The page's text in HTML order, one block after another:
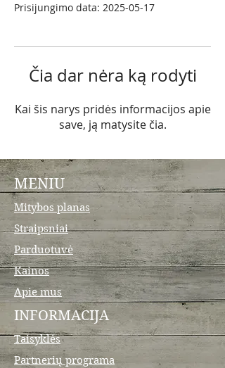
Prisijungimo data: 2025-05-17
Čia dar nėra ką rodyti
Kai šis narys pridės informacijos apie
save, ją matysite čia.
MENIU
Mitybos planas
Straipsniai
Parduotuvė
Kainos
Apie mus
INFORMACIJA
Taisyklės
Partnerių programa